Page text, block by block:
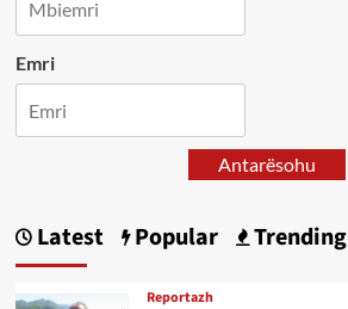
Emri
Antarësohu
Latest Popular Trending
Reportazh